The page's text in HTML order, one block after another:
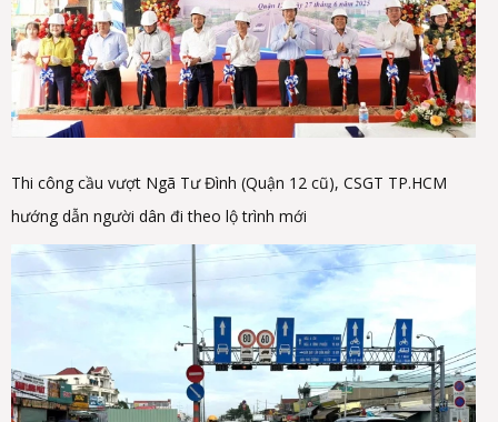
Thi công cầu vượt Ngã Tư Đình (Quận 12 cũ), CSGT TP.HCM
hướng dẫn người dân đi theo lộ trình mới